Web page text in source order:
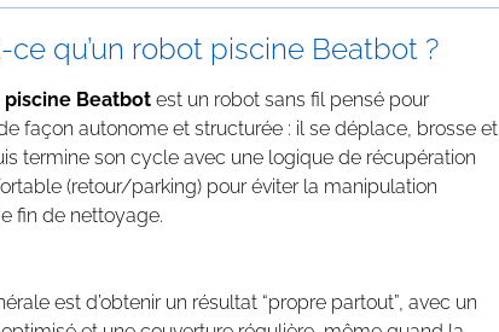
ce qu’un robot piscine Beatbot ?
piscine Beatbot est un robot sans fil pensé pour
façon autonome et structurée : il se déplace, brosse et
termine son cycle avec une logique de récupération
(retour/parking) pour éviter la manipulation
fin de nettoyage.
est d’obtenir un résultat “propre partout”, avec un